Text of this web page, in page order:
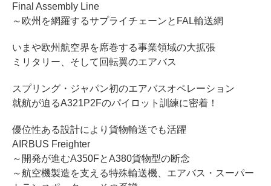
Final Assembly Line
～欧州を網羅するサプライチェーンとFAL輸送網
いまや欧州航空界を席巻する事業領域の大拡張
ミリタリー、そして回転翼のエアバス
スプリング・ジャパン初のエアバスオペレーション
就航が迫るA321P2Fのパイロット訓練に密着！
優位性ある設計により貨物輸送でも活躍
AIRBUS Freighter
～開発が進むA350FとA380貨物型の断念
～航空機製造を支える特殊輸送機、エアバス・スーパー